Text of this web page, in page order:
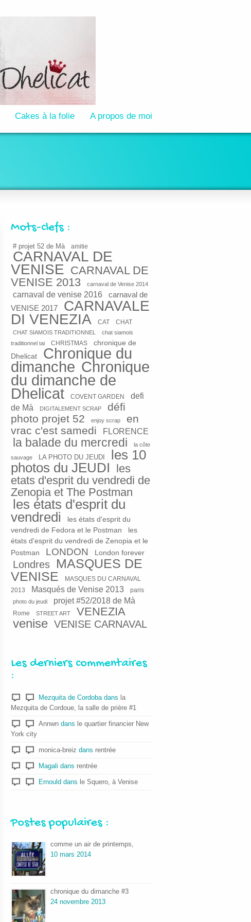
Cakes à la folie A propos de moi
Mots-clefs :
# projet 52 de Mà amitie
CARNAVAL DE
VENISE CARNAVAL DE
VENISE 2013
carnaval de Venise 2014
carnaval de venise 2016
carnaval de
VENISE 2017
CARNAVALE
DI VENEZIA
CAT CHAT
CHAT SIAMOIS TRADITIONNEL
chat siamois
traditionnel tai
CHRISTMAS
chronique de
Dhelicat
Chronique du
dimanche Chronique
du dimanche de
Dhelicat
COVENT GARDEN
defi
de Mà
DIGITALEMENT SCRAP
défi
photo projet 52
enjoy scrap
en
vrac c'est samedi
FLORENCE
la balade du mercredi la côte
sauvage LA PHOTO DU JEUDI
les 10
photos du JEUDI
les
etats d'esprit du vendredi de
Zenopia et The Postman
les états d'esprit du
vendredi
les états d'esprit du
vendredi de Fedora et le Postman
les
états d'esprit du vendredi de Zenopia et le
Postman
LONDON London forever
Londres
MASQUES DE
VENISE
MASQUES DU CARNAVAL
2013
Masqués de Venise 2013 paris
photo du jeudi projet #52/2018 de Mà
Rome STREET ART VENEZIA
venise VENISE CARNAVAL
Les derniers commentaires
:
Mezquita de Cordoba dans la
Mezquita de Cordoue, la salle de prière #1
Annwn dans le quartier financier New
York city
monica-breiz dans rentrée
Magali dans rentrée
Ernould dans le Squero, à Venise
Postes populaires :
comme un air de printemps,
10 mars 2014
chronique du dimanche #3
24 novembre 2013